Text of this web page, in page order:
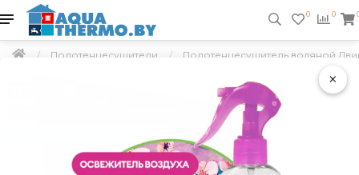
×
0 0
Полотенцесушители Полотенцесушитель водяной